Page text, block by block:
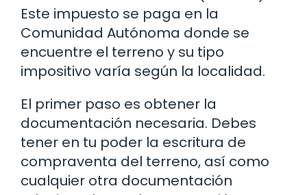
Este impuesto se paga en la
Comunidad Autónoma donde se
encuentre el terreno y su tipo
impositivo varía según la localidad.
El primer paso es obtener la
documentación necesaria. Debes
tener en tu poder la escritura de
compraventa del terreno, así como
cualquier otra documentación